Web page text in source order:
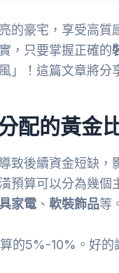
的豪宅，享受高
，只要掌握正確的
」！這篇文章將分
配的黃金
致後續資金短缺
預算可以分為幾個
家電 、 軟裝飾品等
算的5%-10%。好